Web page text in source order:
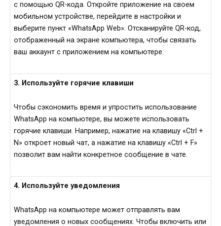
с помощью QR-кода. Откройте приложение на своем
мобильном устройстве, перейдите в настройки и
выберите пункт «WhatsApp Web». Отсканируйте QR-код,
отображенный на экране компьютера, чтобы связать
ваш аккаунт с приложением на компьютере.
3. Используйте горячие клавиши
Чтобы сэкономить время и упростить использование
WhatsApp на компьютере, вы можете использовать
горячие клавиши. Например, нажатие на клавишу «Ctrl +
N» откроет новый чат, а нажатие на клавишу «Ctrl + F»
позволит вам найти конкретное сообщение в чате.
4. Используйте уведомления
WhatsApp на компьютере может отправлять вам
уведомления о новых сообщениях. Чтобы включить или